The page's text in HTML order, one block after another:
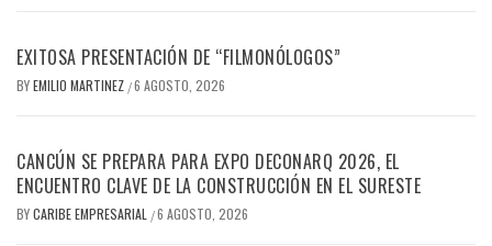
EXITOSA PRESENTACIÓN DE “FILMONÓLOGOS”
BYEMILIO MARTINEZ /6 AGOSTO, 2026
CANCÚN SE PREPARA PARA EXPO DECONARQ 2026, EL
ENCUENTRO CLAVE DE LA CONSTRUCCIÓN EN EL SURESTE
BYCARIBE EMPRESARIAL /6 AGOSTO, 2026